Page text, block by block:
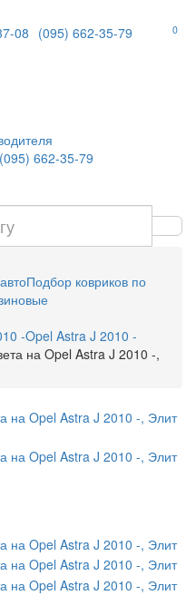
08 (095) 662-35-79 0
(095) 662-35-79
Подбор ковриков по
-Opel Astra J 2010 -
на Opel Astra J 2010 -,